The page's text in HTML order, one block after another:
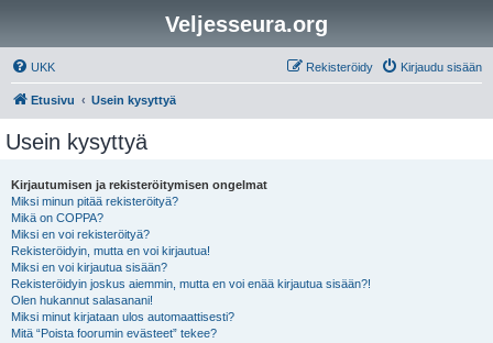
Veljesseura.org
UKK Kirjaudu sisään
Rekisteröidy
Etusivu Usein kysyttyä
Usein kysyttyä
Kirjautumisen ja rekisteröitymisen ongelmat
Miksi minun pitää rekisteröityä?
Mikä on COPPA?
Miksi en voi rekisteröityä?
Rekisteröidyin, mutta en voi kirjautua!
Miksi en voi kirjautua sisään?
Rekisteröidyin joskus aiemmin, mutta en voi enää kirjautua sisään?!
Olen hukannut salasanani!
Miksi minut kirjataan ulos automaattisesti?
Mitä “Poista foorumin evästeet” tekee?